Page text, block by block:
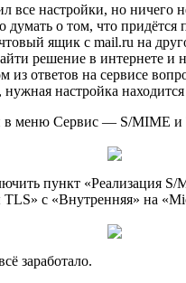
все настройки, но ничего
думать о том, что придётся
ящик с mail.ru на
решение в интернете и
из ответов на сервисе
нужная настройка
в меню Сервис — S/MIME
пункт «Реализация S/
TLS» с «Внутренняя» на
заработало.